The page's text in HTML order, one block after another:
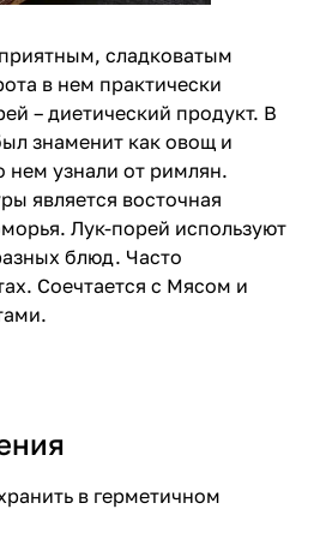
сладковатым
в нем практически
– диетический продукт. В
знаменит как овощ и
нем узнали от римлян.
является восточная
Лук-порей используют
блюд. Часто
Соечтается с Мясом и
в герметичном